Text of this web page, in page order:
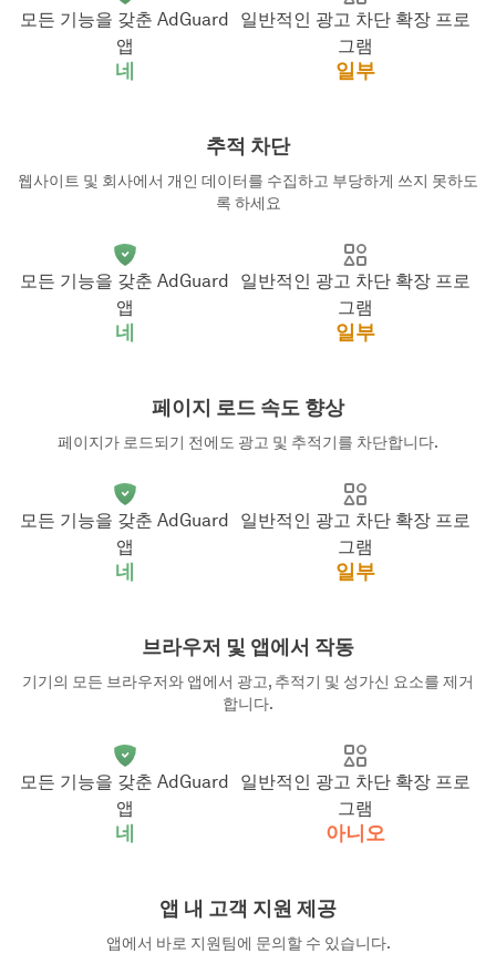
모든 기능을 갖춘 AdGuard
앱
네
일반적인 광고 차단 확장 프로
그램
일부
추적 차단
웹사이트 및 회사에서 개인 데이터를 수집하고 부당하게 쓰지 못하도
록 하세요
모든 기능을 갖춘 AdGuard
앱
네
일반적인 광고 차단 확장 프로
그램
일부
페이지 로드 속도 향상
페이지가 로드되기 전에도 광고 및 추적기를 차단합니다.
모든 기능을 갖춘 AdGuard
앱
네
일반적인 광고 차단 확장 프로
그램
일부
브라우저 및 앱에서 작동
기기의 모든 브라우저와 앱에서 광고, 추적기 및 성가신 요소를 제거
합니다.
모든 기능을 갖춘 AdGuard
앱
네
일반적인 광고 차단 확장 프로
그램
아니오
앱 내 고객 지원 제공
앱에서 바로 지원팀에 문의할 수 있습니다.